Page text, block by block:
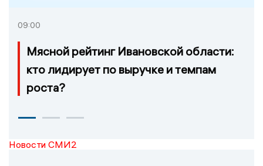
09:00
Мясной рейтинг Ивановской области:
кто лидирует по выручке и темпам
роста?
Новости СМИ2